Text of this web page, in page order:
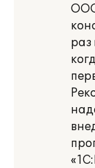
раз